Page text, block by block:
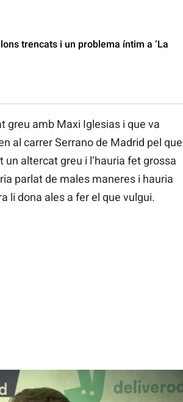
trencats i un problema íntim a ‘La
greu amb Maxi Iglesias i que va
al carrer Serrano de Madrid pel que
altercat greu i l’hauria fet grossa
parlat de males maneres i hauria
li dona ales a fer el que vulgui.